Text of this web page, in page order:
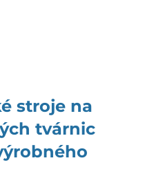
stroje na
tvárnic